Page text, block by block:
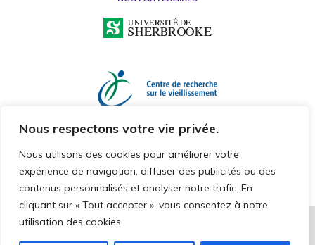
Nous respectons votre vie privée.
Nous utilisons des cookies pour améliorer votre
expérience de navigation, diffuser des publicités ou des
contenus personnalisés et analyser notre trafic. En
cliquant sur « Tout accepter », vous consentez à notre
utilisation des cookies.
2026 © CHAIRE DE RECHERCHE SUR LA MALTRAITANCE ENVERS LES